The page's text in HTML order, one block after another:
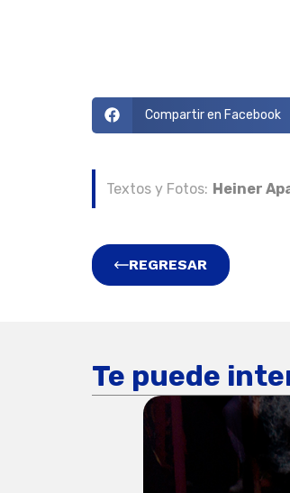
Compartir en Facebook
Textos y Fotos: Heiner
REGRESAR
Te puede